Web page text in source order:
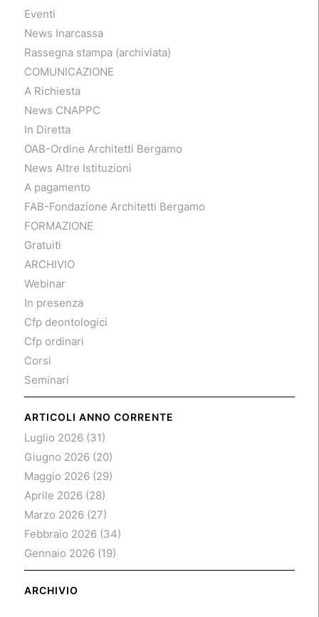
Eventi
News Inarcassa
Rassegna stampa (archiviata)
COMUNICAZIONE
A Richiesta
News CNAPPC
In Diretta
OAB-Ordine Architetti Bergamo
News Altre Istituzioni
A pagamento
FAB-Fondazione Architetti Bergamo
FORMAZIONE
Gratuiti
ARCHIVIO
Webinar
In presenza
Cfp deontologici
Cfp ordinari
Corsi
Seminari
ARTICOLI ANNO CORRENTE
Luglio 2026(31)
Giugno 2026(20)
Maggio 2026(29)
Aprile 2026(28)
Marzo 2026(27)
Febbraio 2026(34)
Gennaio 2026(19)
ARCHIVIO